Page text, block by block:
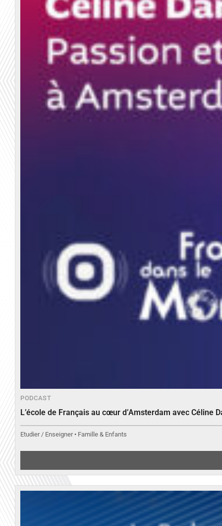
PODCAST
L’école de Français au cœur d’Amsterdam avec Céline
Etudier / Enseigner • Famille & Enfants